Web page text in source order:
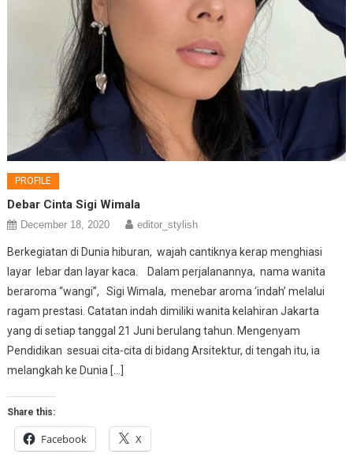
PROFILE
Debar Cinta Sigi Wimala
December 18, 2020 editor_stylish
Berkegiatan di Dunia hiburan, wajah cantiknya kerap menghiasi
layar lebar dan layar kaca. Dalam perjalanannya, nama wanita
beraroma “wangi”, Sigi Wimala, menebar aroma ‘indah’ melalui
ragam prestasi. Catatan indah dimiliki wanita kelahiran Jakarta
yang di setiap tanggal 21 Juni berulang tahun. Mengenyam
Pendidikan sesuai cita-cita di bidang Arsitektur, di tengah itu, ia
melangkah ke Dunia […]
Share this:
Facebook X